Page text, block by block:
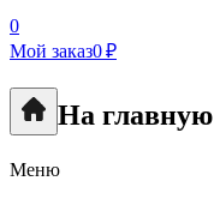
0
Мой заказ0 ₽
На главную
Меню